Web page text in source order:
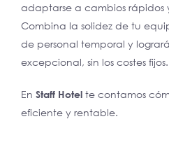
adaptarse a cambios rápidos
Combina la solidez de tu
de personal temporal y
excepcional, sin los costes fijos.
En Staff Hotel te contamos
eficiente y rentable.